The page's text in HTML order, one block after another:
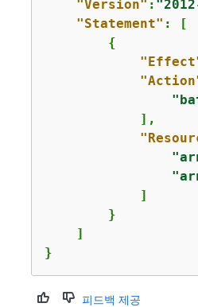
"Version" :
"Statement" : [
{
            ],
            ]
        }
    ]
}
피드백 제공